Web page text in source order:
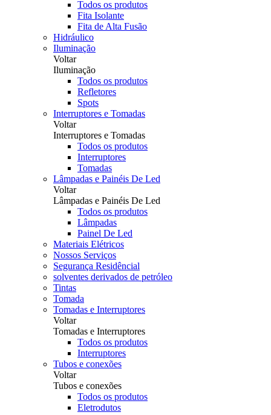
Todos os produtos
Fita Isolante
Fita de Alta Fusão
Hidráulico
Iluminação
Voltar
Iluminação
Todos os produtos
Refletores
Spots
Interruptores e Tomadas
Voltar
Interruptores e Tomadas
Todos os produtos
Interruptores
Tomadas
Lâmpadas e Painéis De Led
Voltar
Lâmpadas e Painéis De Led
Todos os produtos
Lâmpadas
Painel De Led
Materiais Elétricos
Nossos Serviços
Segurança Residêncial
solventes derivados de petróleo
Tintas
Tomada
Tomadas e Interruptores
Voltar
Tomadas e Interruptores
Todos os produtos
Interruptores
Tubos e conexões
Voltar
Tubos e conexões
Todos os produtos
Eletrodutos